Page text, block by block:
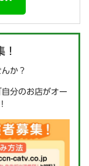
か？
分のお店がオー